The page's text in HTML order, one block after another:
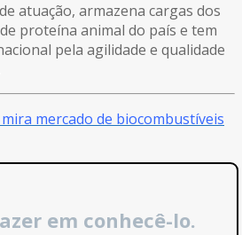
atuação, armazena cargas dos
proteína animal do país e tem
pela agilidade e qualidade
mercado de biocombustíveis
em conhecê-lo.